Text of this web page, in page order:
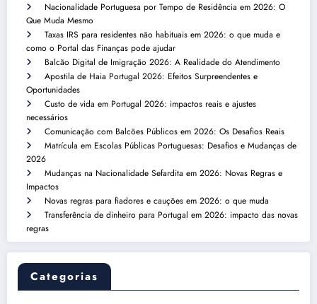
Nacionalidade Portuguesa por Tempo de Residência em 2026: O
Que Muda Mesmo
Taxas IRS para residentes não habituais em 2026: o que muda e
como o Portal das Finanças pode ajudar
Balcão Digital de Imigração 2026: A Realidade do Atendimento
Apostila de Haia Portugal 2026: Efeitos Surpreendentes e
Oportunidades
Custo de vida em Portugal 2026: impactos reais e ajustes
necessários
Comunicação com Balcões Públicos em 2026: Os Desafios Reais
Matrícula em Escolas Públicas Portuguesas: Desafios e Mudanças de
2026
Mudanças na Nacionalidade Sefardita em 2026: Novas Regras e
Impactos
Novas regras para fiadores e cauções em 2026: o que muda
Transferência de dinheiro para Portugal em 2026: impacto das novas
regras
Categorias